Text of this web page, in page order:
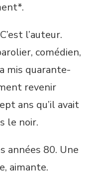
l’auteur.
comédien,
mis quarante-
revenir
ans qu’il avait
le noir.
années 80. Une
aimante.